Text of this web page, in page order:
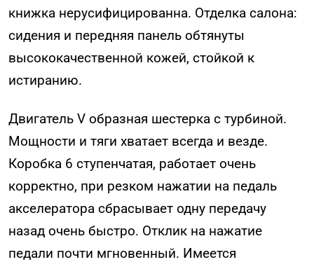
книжка нерусифицированна. Отделка салона:
сидения и передняя панель обтянуты
высококачественной кожей, стойкой к
истиранию.
Двигатель V образная шестерка с турбиной.
Мощности и тяги хватает всегда и везде.
Коробка 6 ступенчатая, работает очень
корректно, при резком нажатии на педаль
акселератора сбрасывает одну передачу
назад очень быстро. Отклик на нажатие
педали почти мгновенный. Имеется